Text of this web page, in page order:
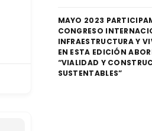
MAYO 2023
CONGRESO
INFRAESTRUCTURA Y
EN ESTA EDICIÓN
“VIALIDAD Y
SUSTENTABLES”